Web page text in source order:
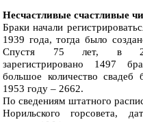
Несчастливые счастливые
Браки начали
1939 года, тогда было
Спустя 75 лет, в
зарегистрировано 1497
большое количество свадеб
1953 году – 2662.
По сведениям штатного
Норильского горсовета,